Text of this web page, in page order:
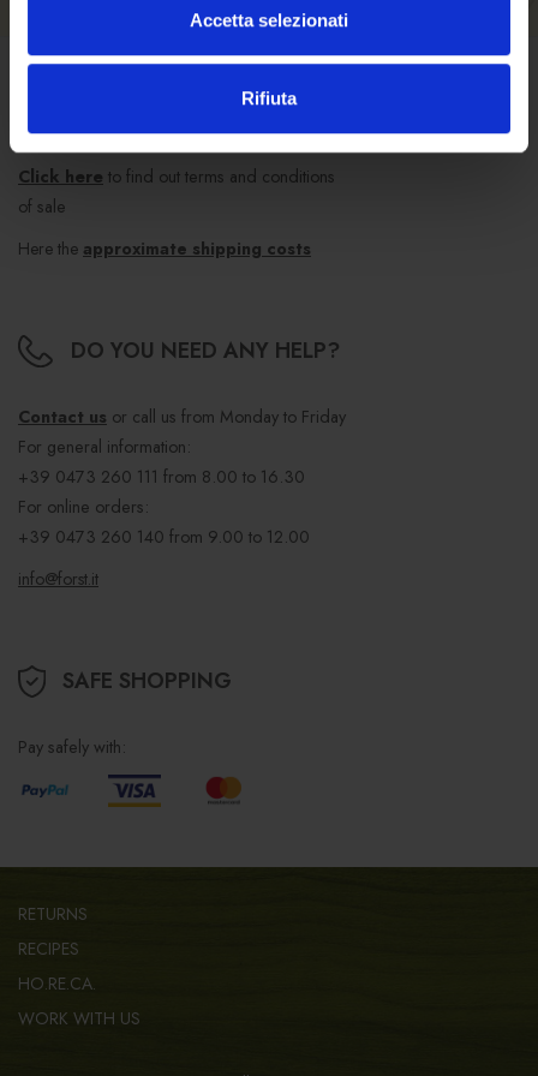
Accetta selezionati
Rifiuta
Click here to find out terms and conditions
of sale
Here the approximate shipping costs
DO YOU NEED ANY HELP?
Contact us or call us from Monday to Friday
For general information:
+39 0473 260 111 from 8.00 to 16.30
For online orders:
+39 0473 260 140 from 9.00 to 12.00
info@forst.it
SAFE SHOPPING
Pay safely with:
RETURNS
RECIPES
HO.RE.CA.
WORK WITH US